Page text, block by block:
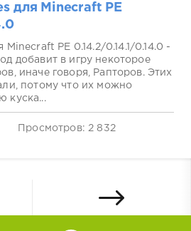
для Minecraft PE
PE 0.14.2/0.14.1/0.14.0 -
добавит в игру некоторое
иначе говоря, Рапторов. Этих
потому что их можно
куска...
Просмотров: 2 832